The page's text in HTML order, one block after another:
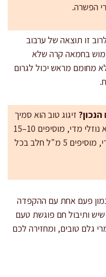
הפשרה.
זו תוצאה של ערבוב
בחמאה קרה שלא
מחומם מראש יכול לגרום
זיגוג טוב הוא סמיך
אבל נשפך בסרט רציף. אם הוא נוזלי מדי, מוסיפים 10–15
גרם אבקת סוכר. אם סמיך מדי, מוסיפים 5 מ"ל חלב בכל
פעם אחת עם ההקפדה
ותיבול חם פוגשת טעם
גלם טובים, ומחזירה לכם